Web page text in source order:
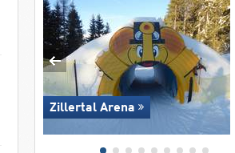
Zillertal Arena